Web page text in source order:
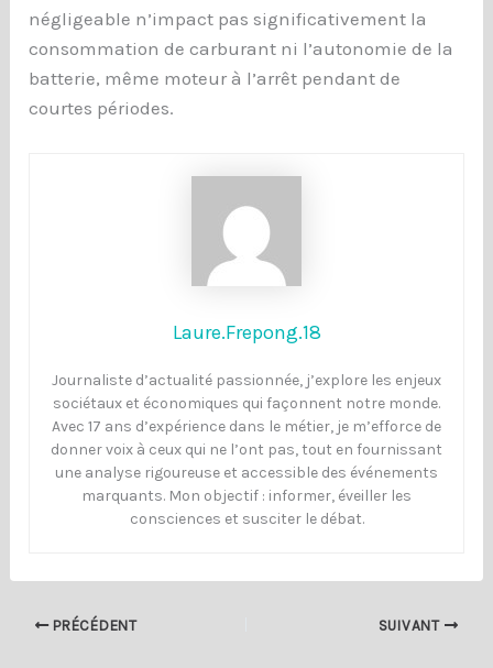
négligeable n’impact pas significativement la
consommation de carburant ni l’autonomie de la
batterie, même moteur à l’arrêt pendant de
courtes périodes.
Laure.Frepong.18
Journaliste d’actualité passionnée, j’explore les enjeux
sociétaux et économiques qui façonnent notre monde.
Avec 17 ans d’expérience dans le métier, je m’efforce de
donner voix à ceux qui ne l’ont pas, tout en fournissant
une analyse rigoureuse et accessible des événements
marquants. Mon objectif : informer, éveiller les
consciences et susciter le débat.
PRÉCÉDENT SUIVANT